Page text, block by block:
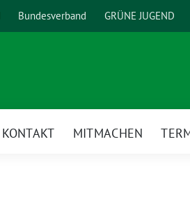
Bundesverband GRÜNE JUGEND
KONTAKT MITMACHEN